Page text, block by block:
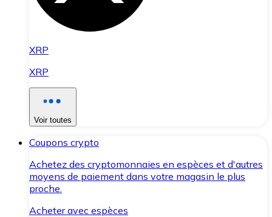
XRP
XRP
Voir toutes
Coupons crypto
Achetez des cryptomonnaies en espèces et d'autres
moyens de paiement dans votre magasin le plus
proche.
Acheter avec espèces